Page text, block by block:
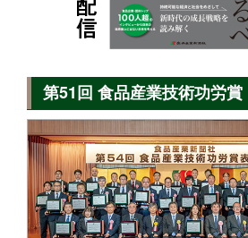
第51回 食品産業技術功労賞